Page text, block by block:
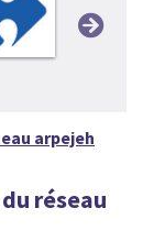
arpejeh
réseau